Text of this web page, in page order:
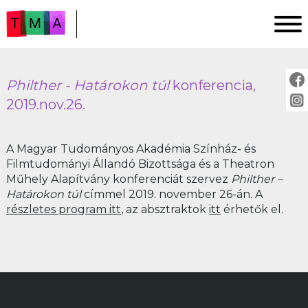
HÍREINK
GALÉRIA
SZOCREÁL
Philther ⁠- Határokon túlkonferencia,
2019.nov.26.
⁠A Magyar Tudományos Akadémia Színház- és
Filmtudományi Állandó Bizottsága és a Theatron
Műhely Alapítvány konferenciát szervez Philther –
Határokon túlcímmel 2019. november 26-án. A
részletes program itt, az absztraktok itt érhetők el.